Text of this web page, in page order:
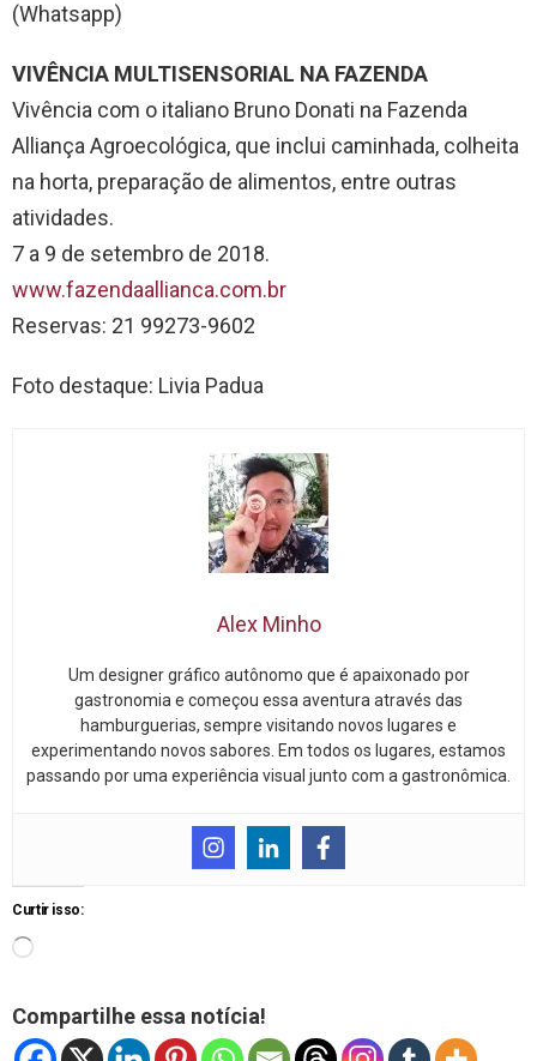
(Whatsapp)
VIVÊNCIA MULTISENSORIAL NA FAZENDA
Vivência com o italiano Bruno Donati na Fazenda
Alliança Agroecológica, que inclui caminhada, colheita
na horta, preparação de alimentos, entre outras
atividades.
7 a 9 de setembro de 2018.
www.fazendaallianca.com.br
Reservas: 21 99273-9602
Foto destaque: Livia Padua
Alex Minho
Um designer gráfico autônomo que é apaixonado por
gastronomia e começou essa aventura através das
hamburguerias, sempre visitando novos lugares e
experimentando novos sabores. Em todos os lugares, estamos
passando por uma experiência visual junto com a gastronômica.
Curtir isso:
Compartilhe essa notícia!